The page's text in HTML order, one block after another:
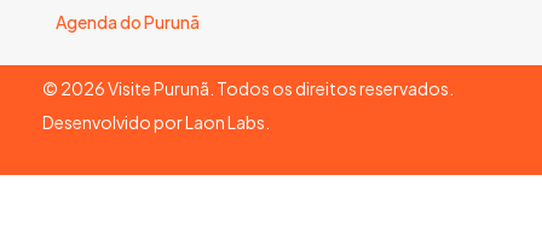
Agenda do Purunã
© 2026Visite Purunã. Todos os direitos reservados.
Desenvolvido porLaon Labs